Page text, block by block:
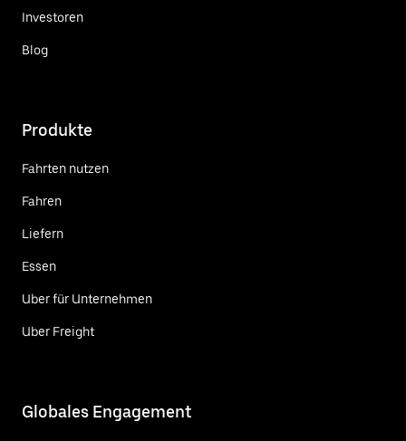
Investoren
Blog
Produkte
Fahrten nutzen
Fahren
Liefern
Essen
Uber für Unternehmen
Uber Freight
Globales Engagement